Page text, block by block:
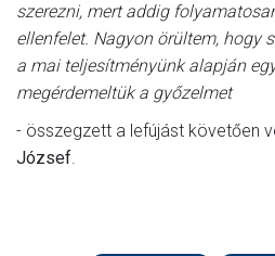
szerezni, mert addig
ellenfelet. Nagyon örültem, hogy
a mai teljesítményünk alapján
megérdemeltük a győzelmet
- összegzett a lefújást követően
József.